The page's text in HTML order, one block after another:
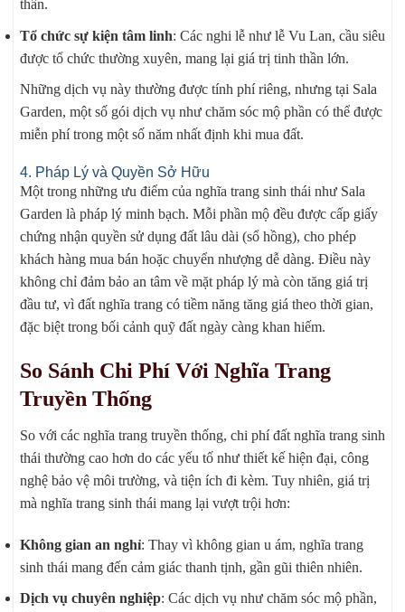
thân.
Tổ chức sự kiện tâm linh: Các nghi lễ như lễ Vu Lan, cầu siêu
được tổ chức thường xuyên, mang lại giá trị tinh thần lớn.
Những dịch vụ này thường được tính phí riêng, nhưng tại Sala
Garden, một số gói dịch vụ như chăm sóc mộ phần có thể được
miễn phí trong một số năm nhất định khi mua đất.
4. Pháp Lý và Quyền Sở Hữu
Một trong những ưu điểm của nghĩa trang sinh thái như Sala
Garden là pháp lý minh bạch. Mỗi phần mộ đều được cấp giấy
chứng nhận quyền sử dụng đất lâu dài (sổ hồng), cho phép
khách hàng mua bán hoặc chuyển nhượng dễ dàng. Điều này
không chỉ đảm bảo an tâm về mặt pháp lý mà còn tăng giá trị
đầu tư, vì đất nghĩa trang có tiềm năng tăng giá theo thời gian,
đặc biệt trong bối cảnh quỹ đất ngày càng khan hiếm.
So Sánh Chi Phí Với Nghĩa Trang
Truyền Thống
So với các nghĩa trang truyền thống, chi phí đất nghĩa trang sinh
thái thường cao hơn do các yếu tố như thiết kế hiện đại, công
nghệ bảo vệ môi trường, và tiện ích đi kèm. Tuy nhiên, giá trị
mà nghĩa trang sinh thái mang lại vượt trội hơn:
Không gian an nghỉ: Thay vì không gian u ám, nghĩa trang
sinh thái mang đến cảm giác thanh tịnh, gần gũi thiên nhiên.
Dịch vụ chuyên nghiệp: Các dịch vụ như chăm sóc mộ phần,